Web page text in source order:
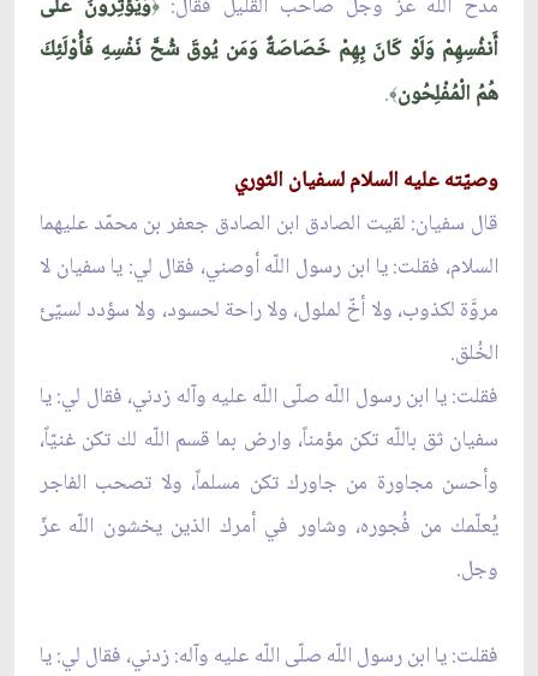
﴿
أَنفُسِهِمْ وَلَوْ كَانَ بِهِمْ خَصَاصَةٌ وَمَن يُوقَ شُحَّ نَفْسِهِ فَأُوْلَئِكَ
هُمُ الْمُفْلِحُون﴾.
وصيّته عليه السلام لسفيان الثوري
قال سفيان: لقيت الصادق ابن الصادق جعفر بن محمّد عليهما
السلام، فقلت: يا ابن رسول اللّه أوصني، فقال لي: يا سفيان لا
مروَّة لكذوب، ولا أخٌ لملول، ولا راحة لحسود، ولا سؤدد لسيّئ
الخُلق.
فقلت: يا ابن رسول اللّه صلّى اللّه عليه وآله زدني، فقال لي: يا
سفيان ثق باللّه تكن مؤمناً، وارض بما قسم اللّه لك تكن غنيّاً،
وأحسن مجاورة من جاورك تكن مسلماً، ولا تصحب الفاجر
يُعلّمك من فُجوره، وشاور في أمرك الذين يخشون اللّه عزّ
وجل.
فقلت: يا ابن رسول اللّه صلّى اللّه عليه وآله: زدني، فقال لي: يا